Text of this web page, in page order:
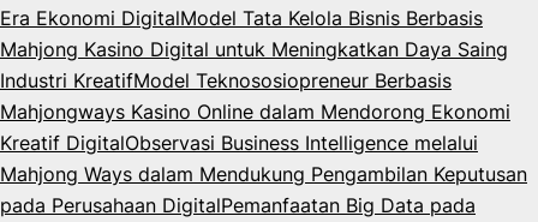
Era Ekonomi DigitalModel Tata Kelola Bisnis Berbasis
Mahjong Kasino Digital untuk Meningkatkan Daya Saing
Industri KreatifModel Teknososiopreneur Berbasis
Mahjongways Kasino Online dalam Mendorong Ekonomi
Kreatif DigitalObservasi Business Intelligence melalui
Mahjong Ways dalam Mendukung Pengambilan Keputusan
pada Perusahaan DigitalPemanfaatan Big Data pada